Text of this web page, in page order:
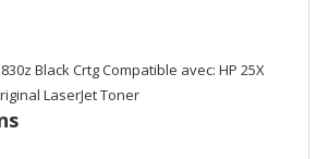
Black Crtg Compatible avec: HP 25X
LaserJet Toner